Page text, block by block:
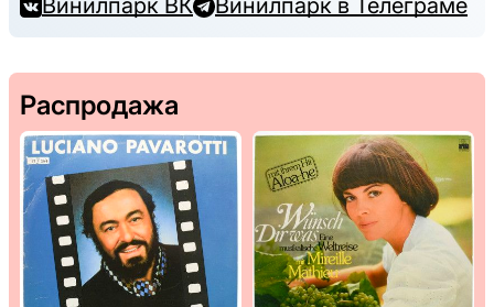
Винилпарк ВК Винилпарк в Телеграме
Распродажа